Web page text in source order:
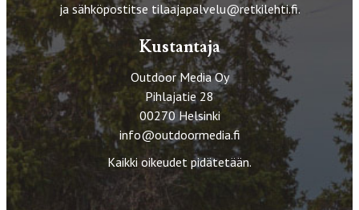
ja sähköpostitse tilaajapalvelu@retkilehti.fi.
Kustantaja
Outdoor Media Oy
Pihlajatie 28
00270 Helsinki
info@outdoormedia.fi
Kaikki oikeudet pidätetään.